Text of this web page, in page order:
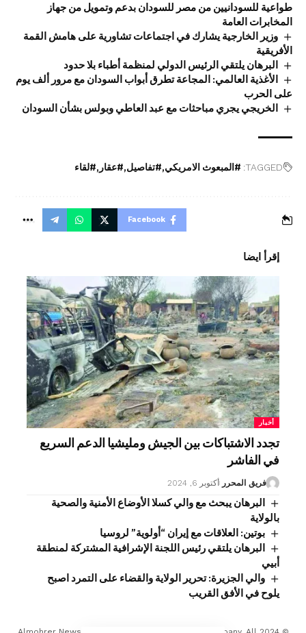
طواعية للسودانيين من مصر للسودان بدعم وتمويل من جهاز
المخابرات العامة
وزير الخارجية يشارك في اجتماعات تشاورية على هامش القمة
الأفريقية
البرهان يلتقي الرئيس الدولي لمنظمة أطباء بلا حدود
الأغذية العالمي: المجاعة تطرق أبواب السودان مع مرور ألف يوم
على الحرب
الخريجي يجري مباحثات مع عبد العاطي وبولس بشأن السودان
TAGGED: #المبعوث الامريكي #تفاصيل #عقار #لقاء
Facebook
إقرأ ايضا
أخبار
تجدد الاشتباكات بين الجيش ومليشيا الدعم السريع
في الفاشر
فريق المحرر أكتوبر 6, 2024
البرهان يبحث مع والي كسلا الأوضاع الأمنية والصحية
بالولاية
بوتين: العلاقات مع إيران “أولوية” لروسيا
البرهان يلتقي رئيس اللجنة الإشرافية المشتركة لمنطقة
أبيي
والي الجزيرة: تحرير الولاية والقضاء على التمرد اصبح
يلوح في الأفق القريب